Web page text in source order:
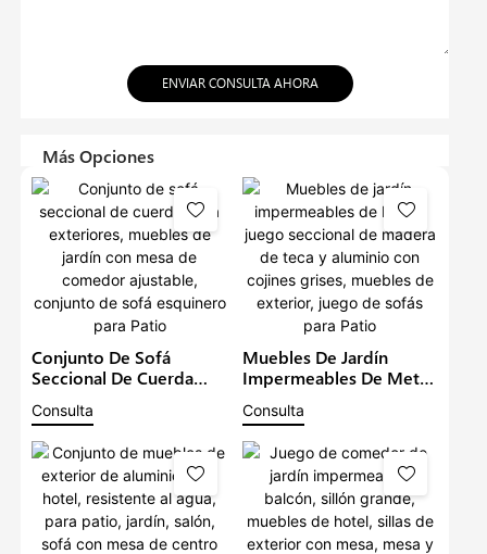
ENVIAR CONSULTA AHORA
Más Opciones
Conjunto De Sofá
Seccional De Cuerda
Para Exteriores, Muebles
De Jardín Con Mesa De
Comedor Ajustable,
Conjunto De Sofá
Esquinero Para Patio
Consulta
Muebles De Jardín
Impermeables De Metal,
Juego Seccional De
Madera De Teca Y
Aluminio Con Cojines
Grises, Muebles De
Exterior, Juego De Sofás
Para Patio
Consulta